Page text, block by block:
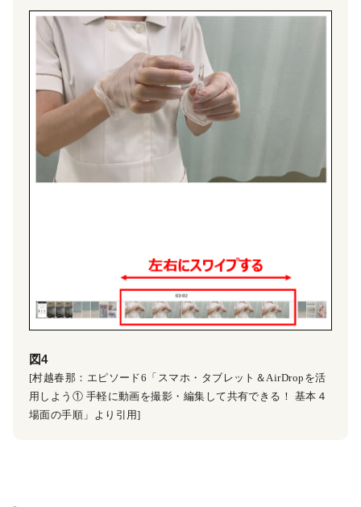
図4
[村越春那：エピソード6「スマホ・タブレット＆AirDropを活
用しよう① 手軽に動画を撮影・編集して共有できる！ 基本４
場面の手順」より引用]